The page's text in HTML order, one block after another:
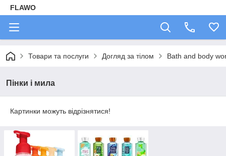
FLAWO
Товари та послуги Догляд за тілом Bath and body
Пінки і мила
Картинки можуть відрізнятися!